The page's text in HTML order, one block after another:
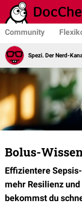
Community
Spezi. Der Nerd-
Bolus-
Effizientere
mehr Resilienz
bekommst du